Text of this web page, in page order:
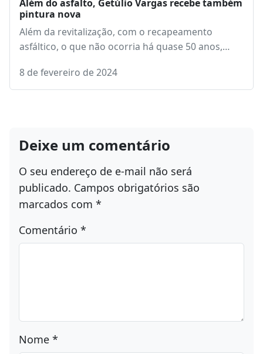
Além do asfalto, Getúlio Vargas recebe também
pintura nova
Além da revitalização, com o recapeamento
asfáltico, o que não ocorria há quase 50 anos,…
8 de fevereiro de 2024
Deixe um comentário
O seu endereço de e-mail não será
publicado. Campos obrigatórios são
marcados com *
Comentário *
Nome *